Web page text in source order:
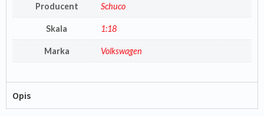
Producent Schuco
Skala 1:18
Marka Volkswagen
Opis